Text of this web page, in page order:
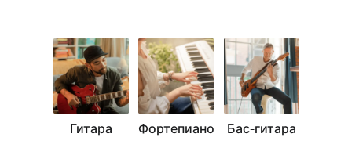
Гитара Фортепиано Бас-гитара